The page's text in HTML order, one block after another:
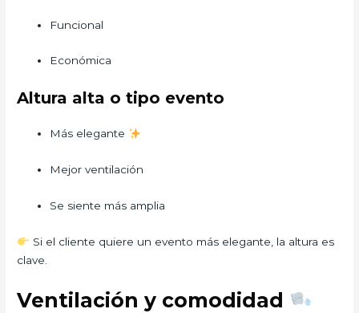
Funcional
Económica
Altura alta o tipo evento
Más elegante
Mejor ventilación
Se siente más amplia
Si el cliente quiere un evento más elegante, la altura es
clave.
Ventilación y comodidad